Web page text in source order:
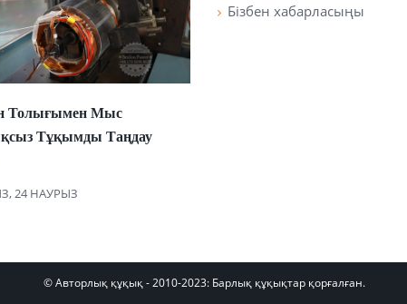
Толығымен Мыс
Тұқымды Таңдау
24 НАУРЫЗ
Бізбен хабарласыңы
© Авторлық құқық - 2010-2023: Барлық құқықтар қорғалған.